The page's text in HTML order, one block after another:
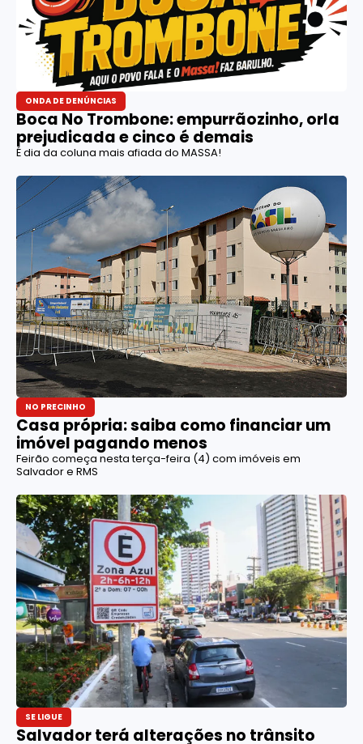
ONDA DE DENÚNCIAS
Boca No Trombone: empurrãozinho, orla
prejudicada e cinco é demais
É dia da coluna mais afiada do MASSA!
NO PRECINHO
Casa própria: saiba como financiar um
imóvel pagando menos
Feirão começa nesta terça-feira (4) com imóveis em
Salvador e RMS
SE LIGUE
Salvador terá alterações no trânsito